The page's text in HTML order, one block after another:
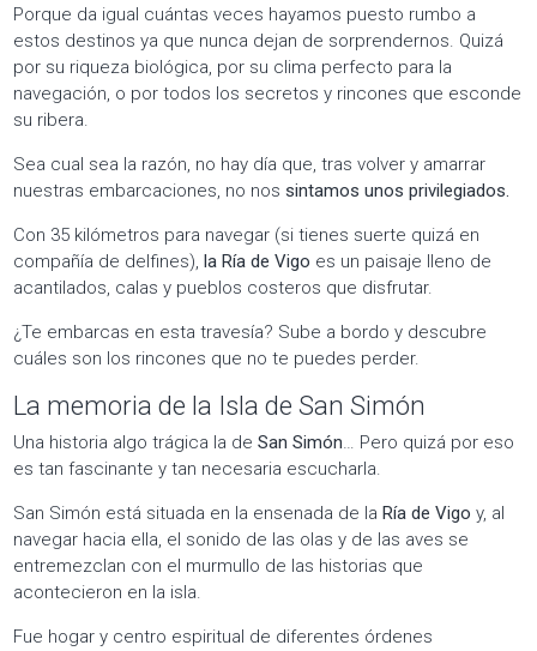
Porque da igual cuántas veces hayamos puesto rumbo a
estos destinos ya que nunca dejan de sorprendernos. Quizá
por su riqueza biológica, por su clima perfecto para la
navegación, o por todos los secretos y rincones que esconde
su ribera.
Sea cual sea la razón, no hay día que, tras volver y amarrar
nuestras embarcaciones, no nossintamos unos privilegiados.
Con 35 kilómetros para navegar (si tienes suerte quizá en
compañía de delfines),la Ría de Vigo es un paisaje lleno de
acantilados, calas y pueblos costeros que disfrutar.
¿Te embarcas en esta travesía? Sube a bordo y descubre
cuáles son los rincones que no te puedes perder.
La memoria de la Isla de San Simón
Una historia algo trágica la deSan Simón… Pero quizá por eso
es tan fascinante y tan necesaria escucharla.
San Simón está situada en la ensenada de laRía de Vigo y, al
navegar hacia ella, el sonido de las olas y de las aves se
entremezclan con el murmullo de las historias que
acontecieron en la isla.
Fue hogar y centro espiritual de diferentes órdenes